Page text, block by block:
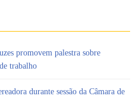
promovem palestra sobre
trabalho
durante sessão da Câmara de